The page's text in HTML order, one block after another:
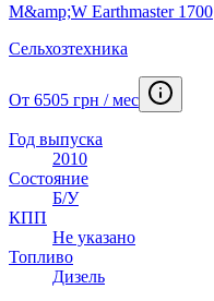
M&amp;W Earthmaster 1700
Сельхозтехника
От 6505 грн / мес
Год выпуска
2010
Состояние
Б/У
КПП
Не указано
Топливо
Дизель